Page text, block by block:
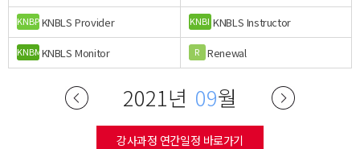
KNBPKNBLS Provider KNBI KNBLS Instructor
KNBMKNBLS Monitor R Renewal
2021년 09월
강사과정 연간일정 바로가기